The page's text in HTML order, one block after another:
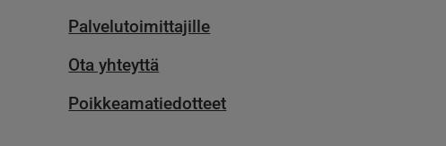
Palvelu­toimittajille
Ota yhteyttä
Poikkeamatiedotteet